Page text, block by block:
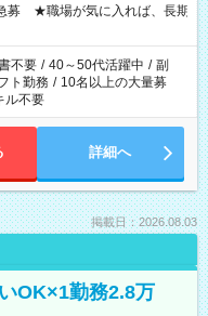
上勤務は社会保険への加入対
い派遣の原則禁止）によ
内が難しい場合があります
募 ★職場が気に入れば、長期
不要 / 40～50代活躍中 / 副
ト勤務 / 10名以上の大量募
ル不要
詳細へ
掲載日：2026.08.03
OK×1勤務2.8万